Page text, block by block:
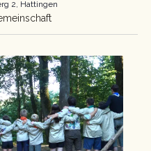
2, Hattingen